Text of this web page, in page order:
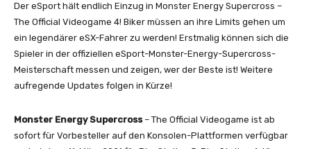
Der eSport hält endlich Einzug in Monster Energy Supercross –
The Official Videogame 4! Biker müssen an ihre Limits gehen um
ein legendärer eSX-Fahrer zu werden! Erstmalig können sich die
Spieler in der offiziellen eSport-Monster-Energy-Supercross-
Meisterschaft messen und zeigen, wer der Beste ist! Weitere
aufregende Updates folgen in Kürze!
Monster Energy Supercross– The Official Videogame ist ab
sofort für Vorbesteller auf den Konsolen-Plattformen verfügbar